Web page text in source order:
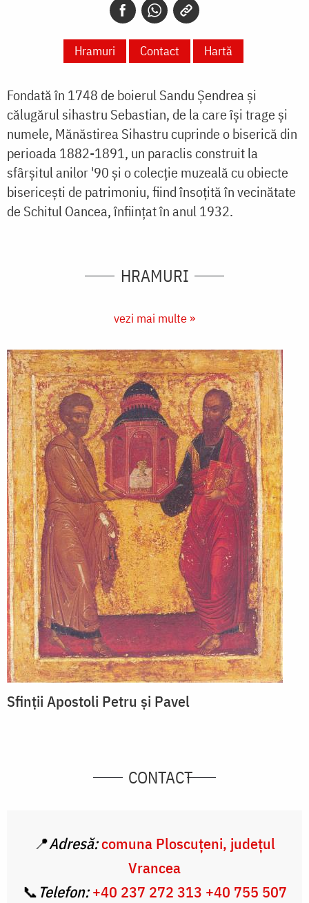
Hramuri Contact Hartă
Fondată în 1748 de boierul Sandu Șendrea și
călugărul sihastru Sebastian, de la care își trage și
numele, Mănăstirea Sihastru cuprinde o biserică din
perioada 1882-1891, un paraclis construit la
sfârșitul anilor '90 și o colecție muzeală cu obiecte
bisericești de patrimoniu, fiind însoțită în vecinătate
de Schitul Oancea, înființat în anul 1932.
HRAMURI
vezi mai multe »
Sfinții Apostoli Petru și Pavel
CONTACT
📍Adresă:comuna Ploscuțeni, județul
Vrancea
📞 Telefon: +40 237 272 313 +40 755 507